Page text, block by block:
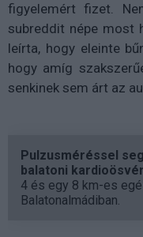
figyelemért fizet.
subreddit népe most
leírta, hogy eleinte
hogy amíg
senkinek sem árt az
Pulzusméréssel
balatoni
4 és egy 8 km-es
Balatonalmádiban.